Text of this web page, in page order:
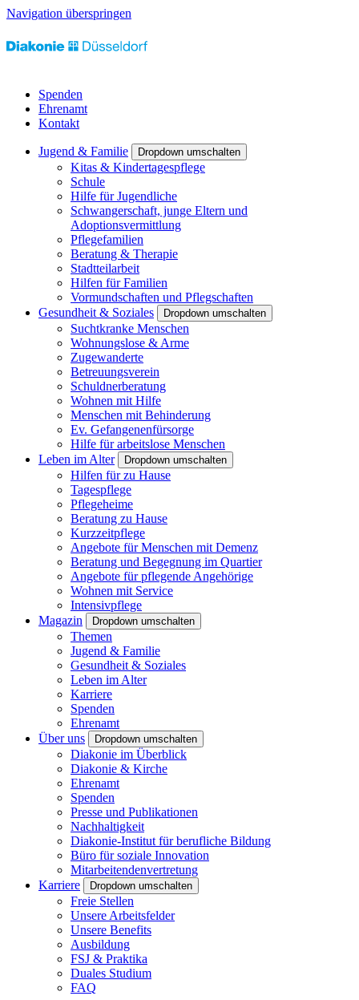
Navigation überspringen
Spenden
Ehrenamt
Kontakt
Jugend & Familie Dropdown umschalten
Kitas & Kindertagespflege
Schule
Hilfe für Jugendliche
Schwangerschaft, junge Eltern und
Adoptionsvermittlung
Pflegefamilien
Beratung & Therapie
Stadtteilarbeit
Hilfen für Familien
Vormundschaften und Pflegschaften
Gesundheit & Soziales
Dropdown umschalten
Suchtkranke Menschen
Wohnungslose & Arme
Zugewanderte
Betreuungsverein
Schuldnerberatung
Wohnen mit Hilfe
Menschen mit Behinderung
Ev. Gefangenenfürsorge
Hilfe für arbeitslose Menschen
Leben im Alter
Dropdown umschalten
Hilfen für zu Hause
Tagespflege
Pflegeheime
Beratung zu Hause
Kurzzeitpflege
Angebote für Menschen mit Demenz
Beratung und Begegnung im Quartier
Angebote für pflegende Angehörige
Wohnen mit Service
Intensivpflege
Magazin
Dropdown umschalten
Themen
Jugend & Familie
Gesundheit & Soziales
Leben im Alter
Karriere
Spenden
Ehrenamt
Über uns
Dropdown umschalten
Diakonie im Überblick
Diakonie & Kirche
Ehrenamt
Spenden
Presse und Publikationen
Nachhaltigkeit
Diakonie-Institut für berufliche Bildung
Büro für soziale Innovation
Mitarbeitendenvertretung
Karriere
Dropdown umschalten
Freie Stellen
Unsere Arbeitsfelder
Unsere Benefits
Ausbildung
FSJ & Praktika
Duales Studium
FAQ